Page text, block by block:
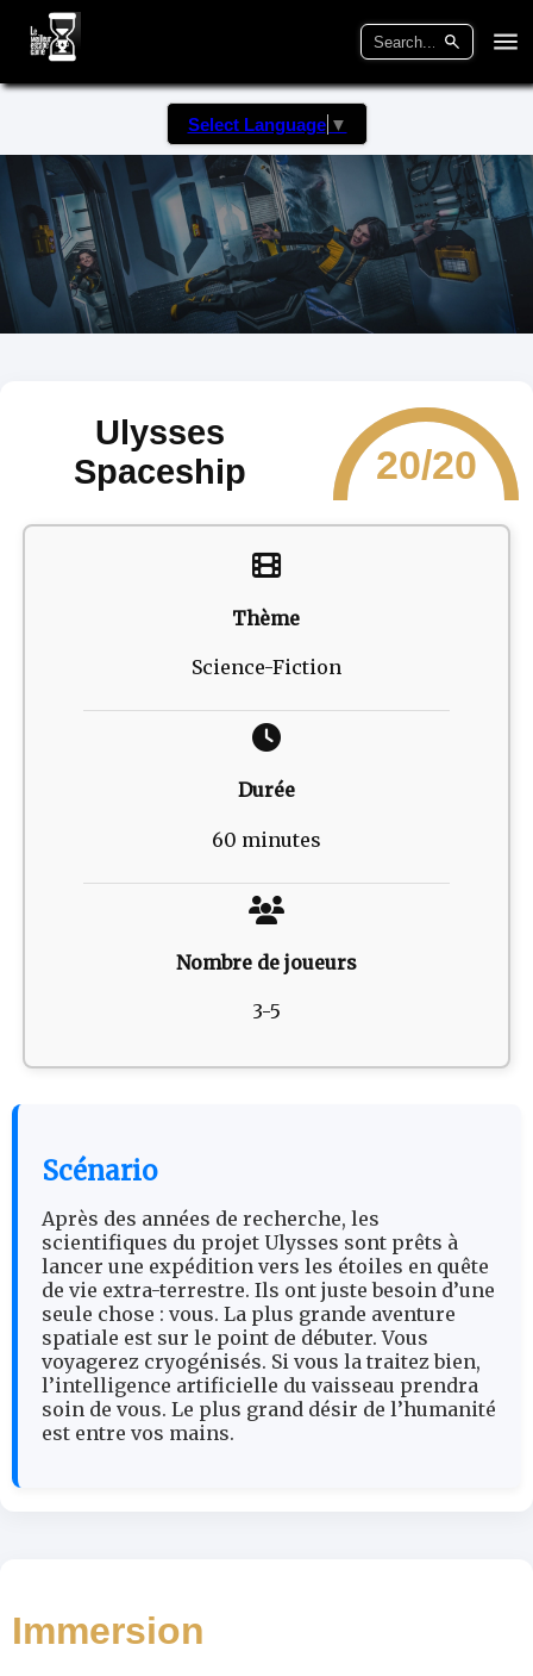
Select Language ▼
Ulysses
Spaceship
20/20
Thème
Science-Fiction
Durée
60 minutes
Nombre de joueurs
3-5
Scénario
Après des années de recherche, les
scientifiques du projet Ulysses sont prêts à
lancer une expédition vers les étoiles en quête
de vie extra-terrestre. Ils ont juste besoin d’une
seule chose : vous. La plus grande aventure
spatiale est sur le point de débuter. Vous
voyagerez cryogénisés. Si vous la traitez bien,
l’intelligence artificielle du vaisseau prendra
soin de vous. Le plus grand désir de l’humanité
est entre vos mains.
Immersion